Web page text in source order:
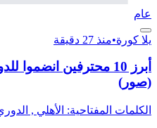
عام
يلا كورة•منذ 27 دقيقة
أبرز 10 محترفين
(صور)
الكلمات المفتاحية: الأهلي ,